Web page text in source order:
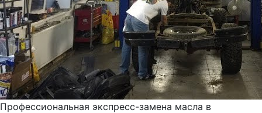
Профессиональная экспресс-замена масла в